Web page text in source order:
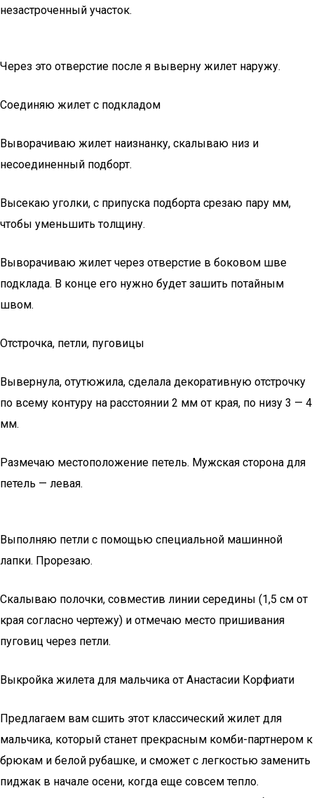
незастроченный участок.
Через это отверстие после я выверну жилет наружу.
Соединяю жилет с подкладом
Выворачиваю жилет наизнанку, скалываю низ и
несоединенный подборт.
Высекаю уголки, с припуска подборта срезаю пару мм,
чтобы уменьшить толщину.
Выворачиваю жилет через отверстие в боковом шве
подклада. В конце его нужно будет зашить потайным
швом.
Отстрочка, петли, пуговицы
Вывернула, отутюжила, сделала декоративную отстрочку
по всему контуру на расстоянии 2 мм от края, по низу 3 — 4
мм.
Размечаю местоположение петель. Мужская сторона для
петель — левая.
Выполняю петли с помощью специальной машинной
лапки. Прорезаю.
Скалываю полочки, совместив линии середины (1,5 см от
края согласно чертежу) и отмечаю место пришивания
пуговиц через петли.
Выкройка жилета для мальчика от Анастасии Корфиати
Предлагаем вам сшить этот классический жилет для
мальчика, который станет прекрасным комби-партнером к
брюкам и белой рубашке, и сможет с легкостью заменить
пиджак в начале осени, когда еще совсем тепло.